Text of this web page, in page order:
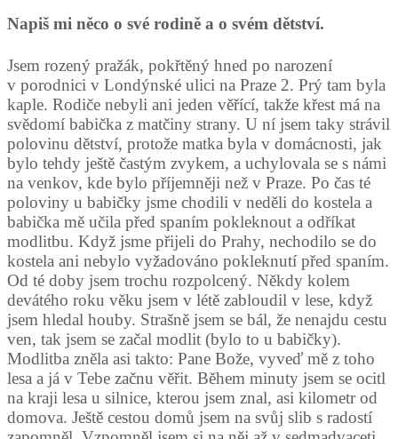
Napiš mi něco o své rodině a o svém dětství.
Jsem rozený pražák, pokřtěný hned po narození
v porodnici v Londýnské ulici na Praze 2. Prý tam byla
kaple. Rodiče nebyli ani jeden věřící, takže křest má na
svědomí babička z matčiny strany. U ní jsem taky strávil
polovinu dětství, protože matka byla v domácnosti, jak
bylo tehdy ještě častým zvykem, a uchylovala se s námi
na venkov, kde bylo příjemněji než v Praze. Po čas té
poloviny u babičky jsme chodili v neděli do kostela a
babička mě učila před spaním pokleknout a odříkat
modlitbu. Když jsme přijeli do Prahy, nechodilo se do
kostela ani nebylo vyžadováno pokleknutí před spaním.
Od té doby jsem trochu rozpolcený. Někdy kolem
devátého roku věku jsem v létě zabloudil v lese, když
jsem hledal houby. Strašně jsem se bál, že nenajdu cestu
ven, tak jsem se začal modlit (bylo to u babičky).
Modlitba zněla asi takto: Pane Bože, vyveď mě z toho
lesa a já v Tebe začnu věřit. Během minuty jsem se ocitl
na kraji lesa u silnice, kterou jsem znal, asi kilometr od
domova. Ještě cestou domů jsem na svůj slib s radostí